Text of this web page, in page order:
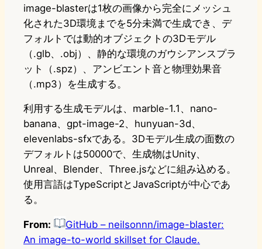
image-blasterは1枚の画像から完全にメッシュ
化された3D環境までを5分未満で生成でき、デ
フォルトでは動的オブジェクトの3Dモデル
（.glb、.obj）、静的な環境のガウシアンスプラ
ット（.spz）、アンビエント音と物理効果音
（.mp3）を生成する。
利用する生成モデルは、marble-1.1、nano-
banana、gpt-image-2、hunyuan-3d、
elevenlabs-sfxである。3Dモデル生成の面数の
デフォルトは50000で、生成物はUnity、
Unreal、Blender、Three.jsなどに組み込める。
使用言語はTypeScriptとJavaScriptが中心であ
る。
From:
GitHub – neilsonnn/image-blaster:
An image-to-world skillset for Claude.